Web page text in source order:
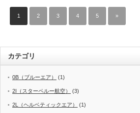
1 2 3 4 5 »
カテゴリ
0B（ブルーエア） (1)
2I（スターペルー航空） (3)
2L（ヘルベティックエア） (1)